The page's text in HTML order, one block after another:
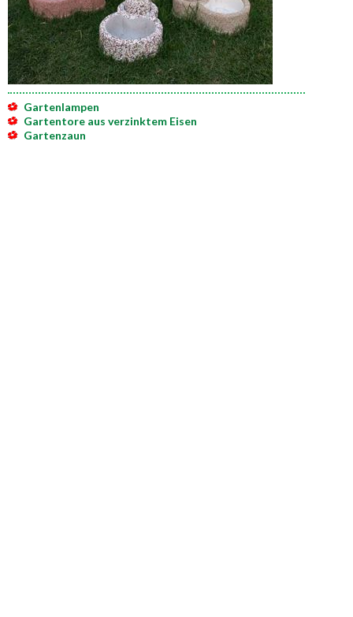
Gartenlampen
Gartentore aus verzinktem Eisen
Gartenzaun